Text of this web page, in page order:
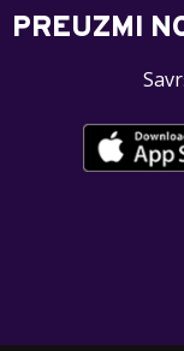
PREUZMI